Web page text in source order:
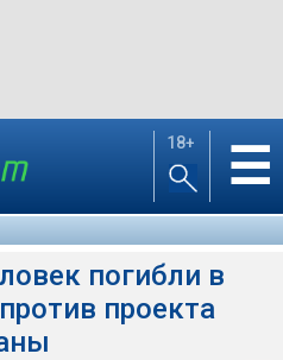
18+ ☰
погибли в
проекта